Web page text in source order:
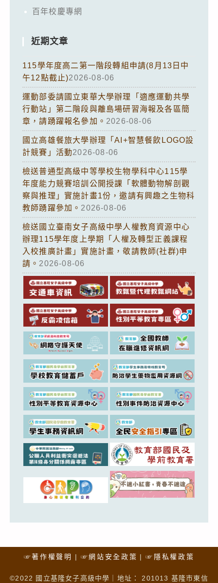
百年校慶專網
近期文章
115學年度高二第一階段轉組申請(8月13日中
午12點截止)2026-08-06
運動部委請國立東華大學辦理「適應運動共學
行動站」第二階段與離島場研習海報及各區簡
章，請踴躍報名參加。 2026-08-06
國立高雄餐旅大學辦理「AI+智慧餐飲LOGO設
計競賽」活動2026-08-06
檢送普通型高級中等學校生物學科中心115學
年度能力競賽培訓公開授課「軟體動物解剖觀
察與推理」實施計畫1份，邀請有興趣之生物科
教師踴躍參加。 2026-08-06
檢送國立臺南女子高級中學人權教育資源中心
辦理115學年度上學期「人權及轉型正義課程
入校推廣計畫」實施計畫，敬請教師(社群)申
請。 2026-08-06
☞著作權聲明 ☞網站安全政策 ☞隱私權政策
©2022 國立基隆女子高級中學｜地址： 201013 基隆市東信